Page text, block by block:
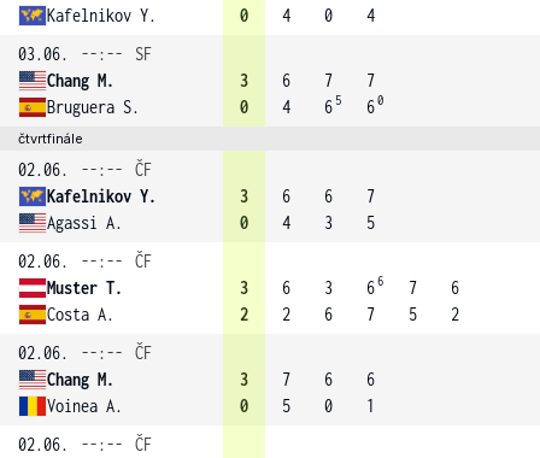
Kafelnikov Y.
0
4
0
4
03.06.
--:--
SF
Chang M.
Bruguera S.
3
0
6
4
7
6 5
7
60
čtvrtfinále
02.06. --:--
ČF
Kafelnikov Y.
Agassi A.
3
0
6
4
6
3
7
5
02.06.
--:--
ČF
Muster T.
Costa A.
3
2
6
2
3
6
66
7
7
5
6
2
02.06.
--:--
ČF
Chang M.
Voinea A.
3
0
7
5
6
0
6
1
02.06.
--:--
ČF